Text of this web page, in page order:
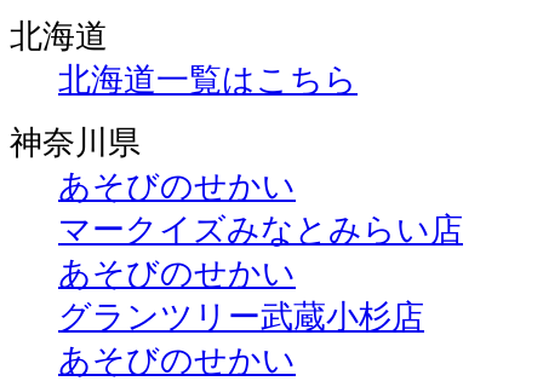
北海道
北海道一覧はこちら
神奈川県
あそびのせかい
マークイズみなとみらい店
あそびのせかい
グランツリー武蔵小杉店
あそびのせかい